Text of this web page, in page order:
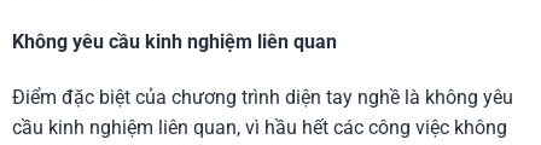
Không yêu cầu kinh nghiệm liên quan
Điểm đặc biệt của chương trình diện tay nghề là không yêu
cầu kinh nghiệm liên quan, vì hầu hết các công việc không